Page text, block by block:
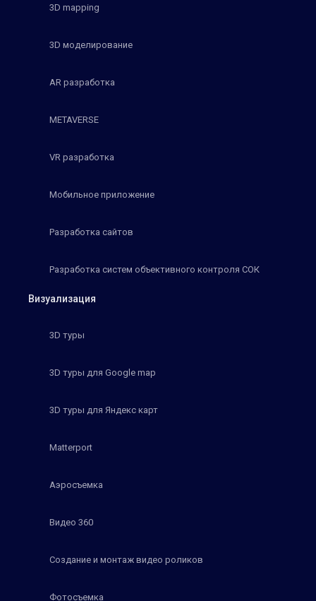
3D mapping
3D моделирование
AR разработка
METAVERSE
VR разработка
Мобильное приложение
Разработка сайтов
Разработка систем объективного контроля СОК
Визуализация
3D туры
3D туры для Google map
3D туры для Яндекс карт
Matterport
Аэросъемка
Видео 360
Создание и монтаж видео роликов
Фотосъемка